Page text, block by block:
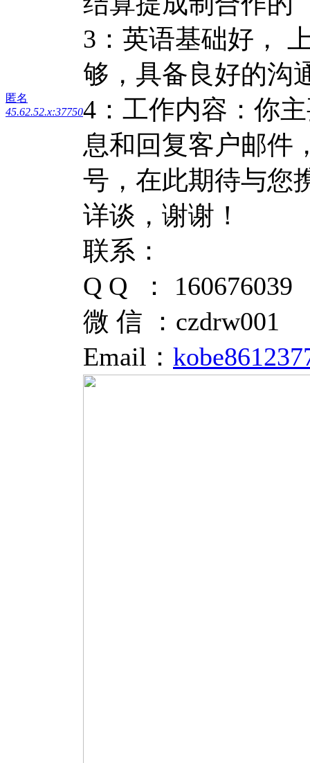
匿名
45.62.52.x:37750
3：英语基础好，
够，具备良好的沟
4：工作内容：你
息和回复客户邮件
号，在此期待与您
详谈，谢谢！
联系：
Q Q ： 160676039
微 信 ：czdrw001
Email：